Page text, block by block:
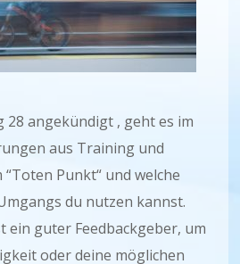
angekündigt , geht es im
aus Training und
Punkt“ und welche
du nutzen kannst.
ein guter Feedbackgeber, um
oder deine möglichen